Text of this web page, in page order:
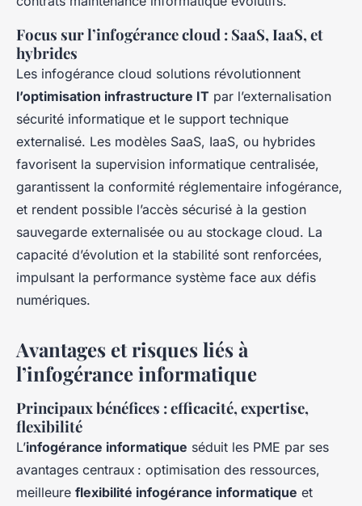
Focus sur l’infogérance cloud : SaaS, IaaS, et
hybrides
Les infogérance cloud solutions révolutionnent
l’optimisation infrastructure IT par l’externalisation
sécurité informatique et le support technique
externalisé. Les modèles SaaS, IaaS, ou hybrides
favorisent la supervision informatique centralisée,
garantissent la conformité réglementaire infogérance,
et rendent possible l’accès sécurisé à la gestion
sauvegarde externalisée ou au stockage cloud. La
capacité d’évolution et la stabilité sont renforcées,
impulsant la performance système face aux défis
numériques.
Avantages et risques liés à
l’infogérance informatique
Principaux bénéfices : efficacité, expertise,
flexibilité
L’infogérance informatique séduit les PME par ses
avantages centraux : optimisation des ressources,
meilleure flexibilité infogérance informatique et